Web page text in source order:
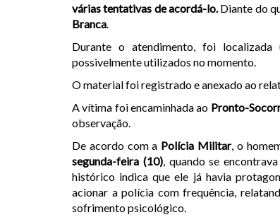
várias tentativas de acordá-lo.Diante do
Branca.
Durante o atendimento, foi
possivelmente utilizados no momento.
O material foi registrado e anexado ao
A vítima foi encaminhada ao Pronto-
observação.
De acordo com a Polícia Militar, o
segunda-feira (10), quando se
histórico indica que ele já havia
acionar a polícia com frequência,
sofrimento psicológico.